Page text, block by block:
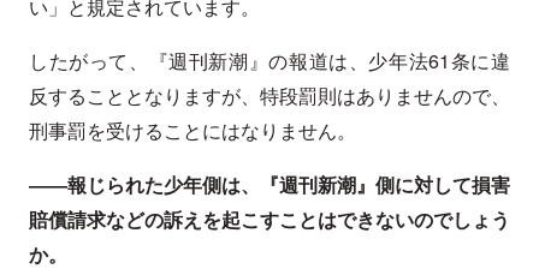
い」と規定されています。
したがって、『週刊新潮』の報道は、少年法61条に違
反することとなりますが、特段罰則はありませんので、
刑事罰を受けることにはなりません。
――報じられた少年側は、『週刊新潮』側に対して損害
賠償請求などの訴えを起こすことはできないのでしょう
か。